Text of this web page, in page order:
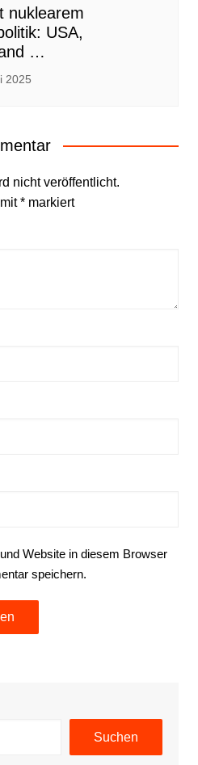
nuklearem
USA,
…
2025
nicht veröffentlicht.
*markiert
Website in diesem Browser
speichern.
Suchen